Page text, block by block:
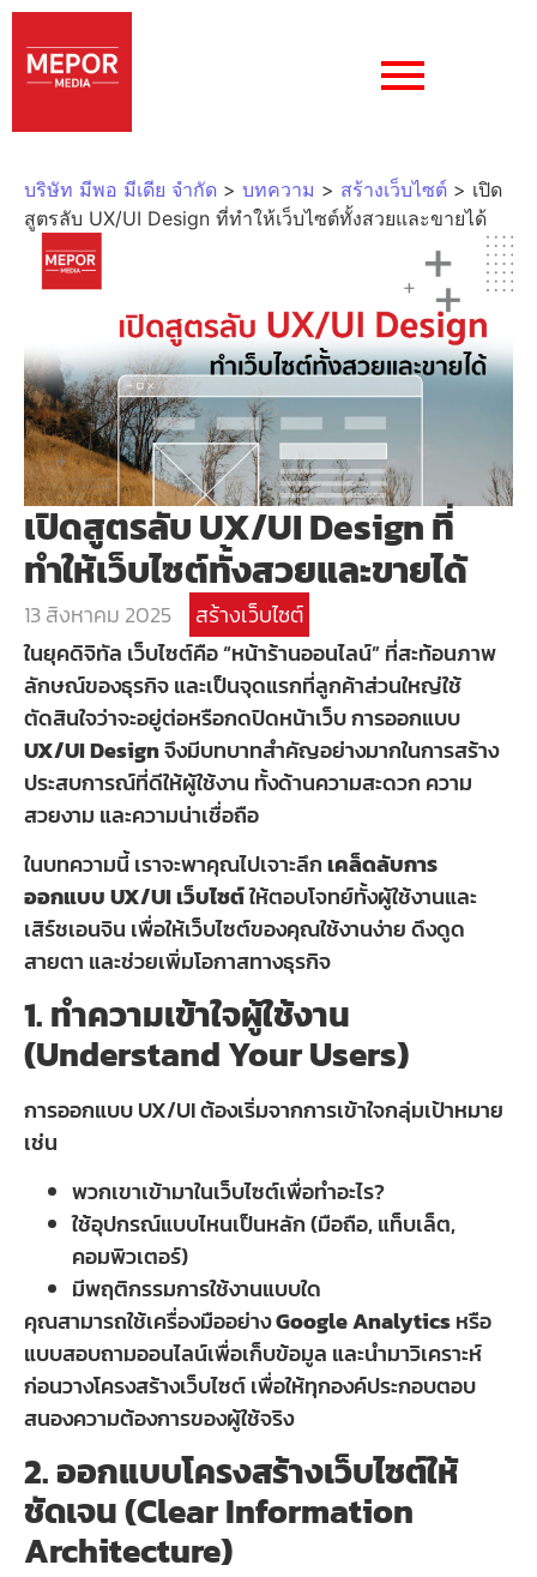
บริษัท มีพอ มีเดีย จำกัด > บทความ > สร้างเว็บไซต์ > เปิด
สูตรลับ UX/UI Design ที่ทำให้เว็บไซต์ทั้งสวยและขายได้
เปิดสูตรลับ UX/UI Design ที่
ทำให้เว็บไซต์ทั้งสวยและขายได้
13 สิงหาคม 2025
สร้างเว็บไซต์
ในยุคดิจิทัล เว็บไซต์คือ “หน้าร้านออนไลน์” ที่สะท้อนภาพ
ลักษณ์ของธุรกิจ และเป็นจุดแรกที่ลูกค้าส่วนใหญ่ใช้
ตัดสินใจว่าจะอยู่ต่อหรือกดปิดหน้าเว็บ การออกแบบ
UX/UI Designจึงมีบทบาทสำคัญอย่างมากในการสร้าง
ประสบการณ์ที่ดีให้ผู้ใช้งาน ทั้งด้านความสะดวก ความ
สวยงาม และความน่าเชื่อถือ
ในบทความนี้ เราจะพาคุณไปเจาะลึกเคล็ดลับการ
ออกแบบ UX/UI เว็บไซต์ให้ตอบโจทย์ทั้งผู้ใช้งานและ
เสิร์ชเอนจิน เพื่อให้เว็บไซต์ของคุณใช้งานง่าย ดึงดูด
สายตา และช่วยเพิ่มโอกาสทางธุรกิจ
1. ทำความเข้าใจผู้ใช้งาน
(Understand Your Users)
การออกแบบ UX/UI ต้องเริ่มจากการเข้าใจกลุ่มเป้าหมาย
เช่น
พวกเขาเข้ามาในเว็บไซต์เพื่อทำอะไร?
ใช้อุปกรณ์แบบไหนเป็นหลัก (มือถือ, แท็บเล็ต,
คอมพิวเตอร์)
มีพฤติกรรมการใช้งานแบบใด
คุณสามารถใช้เครื่องมืออย่างGoogle Analyticsหรือ
แบบสอบถามออนไลน์เพื่อเก็บข้อมูล และนำมาวิเคราะห์
ก่อนวางโครงสร้างเว็บไซต์ เพื่อให้ทุกองค์ประกอบตอบ
สนองความต้องการของผู้ใช้จริง
2. ออกแบบโครงสร้างเว็บไซต์ให้
ชัดเจน (Clear Information
Architecture)